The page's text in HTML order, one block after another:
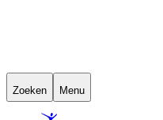
Zoeken Menu